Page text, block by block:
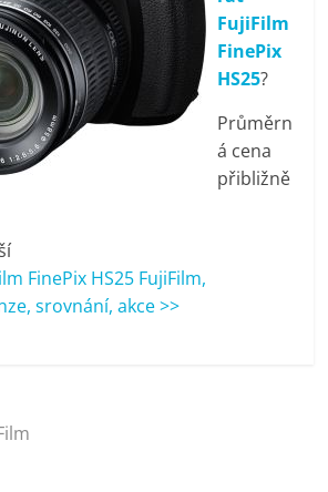
FujiFilm
FinePix
HS25?
Průměrn
á cena
přibližně
FinePix HS25 FujiFilm,
srovnání, akce >>